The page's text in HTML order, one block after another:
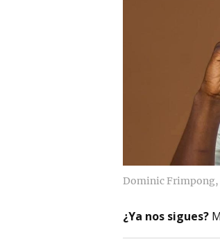
Dominic Frimpong,
¿Ya nos sigues?